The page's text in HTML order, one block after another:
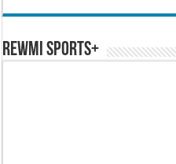
REWMI SPORTS+